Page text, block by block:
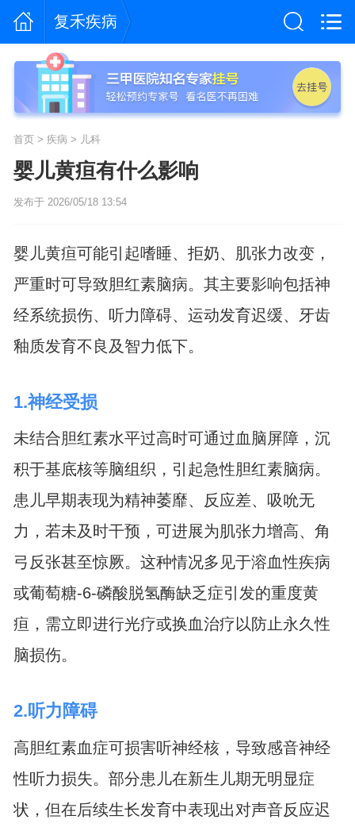
复禾疾病
首页> 疾病 > 儿科
婴儿黄疸有什么影响
发布于 2026/05/18 13:54
婴儿黄疸可能引起嗜睡、拒奶、肌张力改变，
严重时可导致胆红素脑病。其主要影响包括神
经系统损伤、听力障碍、运动发育迟缓、牙齿
釉质发育不良及智力低下。
1.神经受损
未结合胆红素水平过高时可通过血脑屏障，沉
积于基底核等脑组织，引起急性胆红素脑病。
患儿早期表现为精神萎靡、反应差、吸吮无
力，若未及时干预，可进展为肌张力增高、角
弓反张甚至惊厥。这种情况多见于溶血性疾病
或葡萄糖-6-磷酸脱氢酶缺乏症引发的重度黄
疸，需立即进行光疗或换血治疗以防止永久性
脑损伤。
2.听力障碍
高胆红素血症可损害听神经核，导致感音神经
性听力损失。部分患儿在新生儿期无明显症
状，但在后续生长发育中表现出对声音反应迟